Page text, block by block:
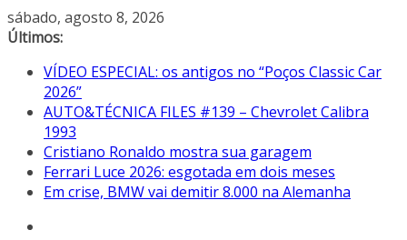
Pular
para
conteúdo
sábado, agosto 8, 2026
Últimos:
VÍDEO ESPECIAL: os antigos no “Poços Classic Car
2026”
AUTO&TÉCNICA FILES #139 – Chevrolet Calibra
1993
Cristiano Ronaldo mostra sua garagem
Ferrari Luce 2026: esgotada em dois meses
Em crise, BMW vai demitir 8.000 na Alemanha